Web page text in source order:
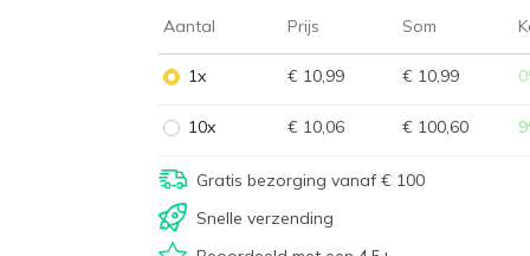
Aantal Prijs Som
1x € 10,99 € 10,99 0
10x € 10,06 € 100,60 9
Gratis bezorging vanaf € 100
Snelle verzending